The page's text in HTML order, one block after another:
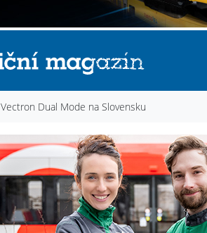
Vectron Dual Mode na Slovensku